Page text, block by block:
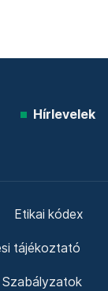
Hírlevelek
Etikai kódex
tájékoztató
Szabályzatok